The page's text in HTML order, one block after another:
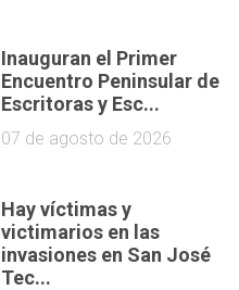
Inauguran el Primer
Encuentro Peninsular de
Escritoras y Esc...
07 de agosto de 2026
Hay víctimas y
victimarios en las
invasiones en San José
Tec...